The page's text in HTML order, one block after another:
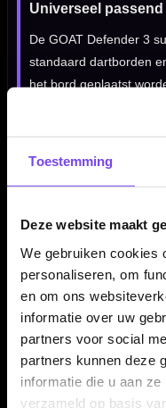
Toestemming
Deze website maakt
We gebruiken cookies
personaliseren, om
en om ons
informatie over uw
partners voor social
partners kunnen deze
informatie die u aan
verzameld op basis
Universeel
De GOAT Defender 3
standaard dartborden
het bord geplaatst
Kenmerken van de
✓ Opvallende rode
✓ Geschikt voor alle
✓ Beschermt muur en
✓ Eenvoudig te
✓ Duurzaam PU
Dartbord Surround